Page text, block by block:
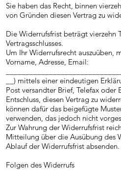
Sie haben das Recht, binnen
von Gründen diesen Vertrag zu
Die Widerrufsfrist beträgt vierzehn
Vertragsschlusses.
Um Ihr Widerrufsrecht auszuüben,
Vorname, Adresse, Email:
__) mittels einer eindeutigen
Post versandter Brief, Telefax oder
Entschluss, diesen Vertrag zu
können dafür das beigefügte
verwenden, das jedoch nicht
Zur Wahrung der Widerrufsfrist
Mitteilung über die Ausübung des
Ablauf der Widerrufsfrist absenden.
Folgen des Widerrufs